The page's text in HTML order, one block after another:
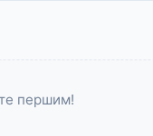
першим!